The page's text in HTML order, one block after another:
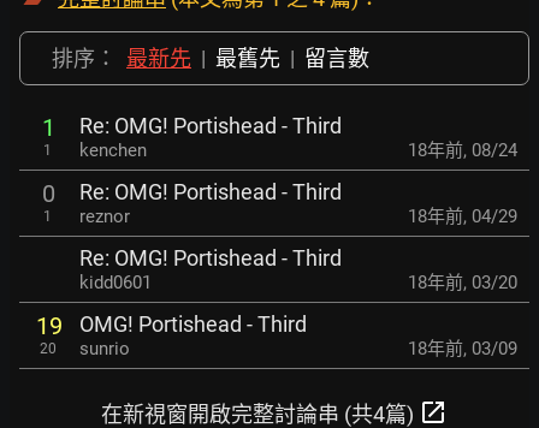
排序： 最新先 | 最舊先 | 留言數
1
1
Re: OMG! Portishead - Third
kenchen 18年前, 08/24
0
1
Re: OMG! Portishead - Third
reznor 18年前, 04/29
Re: OMG! Portishead - Third
kidd0601 18年前, 03/20
19
20
OMG! Portishead - Third
sunrio 18年前, 03/09
在新視窗開啟完整討論串 (共4篇) open_in_new